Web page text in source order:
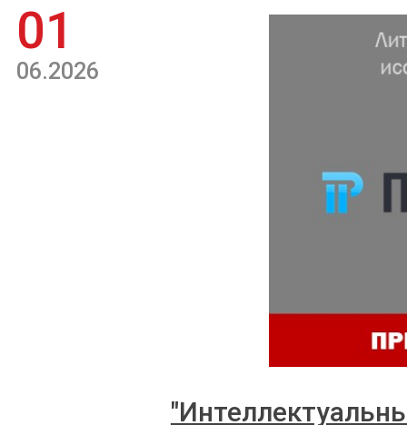
01
06.2026